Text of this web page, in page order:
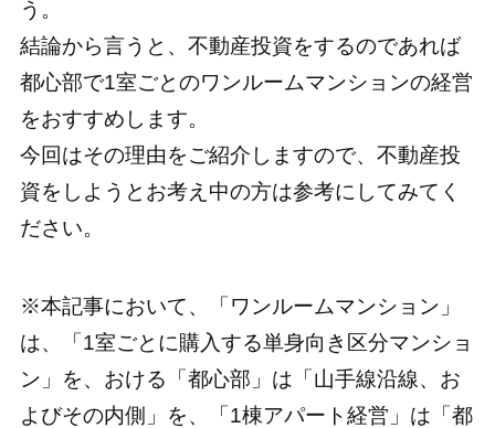
う。
結論から言うと、不動産投資をするのであれば
都心部で1室ごとのワンルームマンションの経営
をおすすめします。
今回はその理由をご紹介しますので、不動産投
資をしようとお考え中の方は参考にしてみてく
ださい。
※本記事において、「ワンルームマンション」
は、「1室ごとに購入する単身向き区分マンショ
ン」を、おける「都心部」は「山手線沿線、お
よびその内側」を、「1棟アパート経営」は「都